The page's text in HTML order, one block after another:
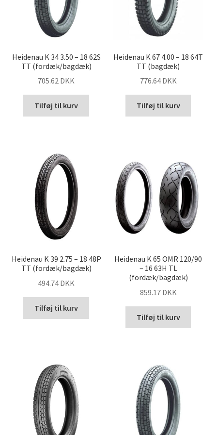
Heidenau K 34 3.50 – 18 62S
TT (fordæk/bagdæk)
705.62 DKK
Tilføj til kurv
Heidenau K 67 4.00 – 18 64T
TT (bagdæk)
776.64 DKK
Tilføj til kurv
Heidenau K 39 2.75 – 18 48P
TT (fordæk/bagdæk)
494.74 DKK
Tilføj til kurv
Heidenau K 65 OMR 120/90
– 16 63H TL
(fordæk/bagdæk)
859.17 DKK
Tilføj til kurv